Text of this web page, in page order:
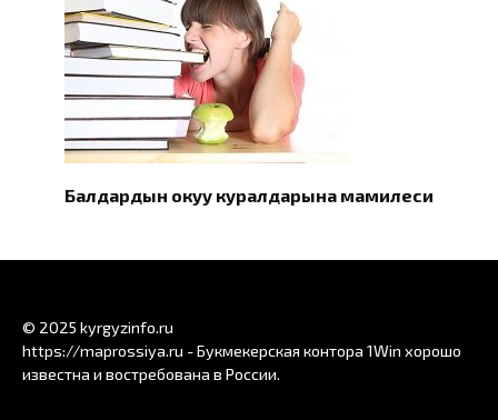
Балдардын окуу куралдарына мамилеси
© 2025 kyrgyzinfo.ru
https://maprossiya.ru - Букмекерская контора 1Win хорошо
известна и востребована в России.